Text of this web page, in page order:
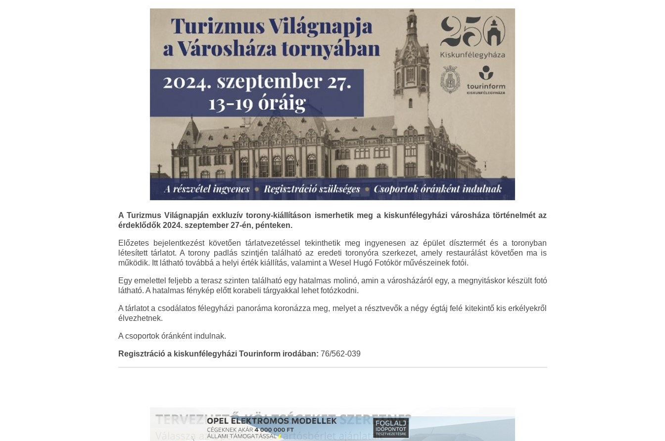
A Turizmus Világnapján exkluzív torony-kiállításon ismerhetik meg a kiskunfélegyházi városháza történelmét az
érdeklődők 2024. szeptember 27-én, pénteken.
Előzetes bejelentkezést követően tárlatvezetéssel tekinthetik meg ingyenesen az épület dísztermét és a toronyban
létesített tárlatot. A torony padlás szintjén található az eredeti toronyóra szerkezet, amely restaurálást követően ma is
működik. Itt látható továbbá a helyi érték kiállítás, valamint a Wesel Hugó Fotókör művészeinek fotói.
Egy emelettel feljebb a terasz szinten található egy hatalmas molinó, amin a városházáról egy, a megnyitáskor készült fotó
látható. A hatalmas fénykép előtt korabeli tárgyakkal lehet fotózkodni.
A tárlatot a csodálatos félegyházi panoráma koronázza meg, melyet a résztvevők a négy égtáj felé kitekintő kis erkélyekről
élvezhetnek.
A csoportok óránként indulnak.
Regisztráció a kiskunfélegyházi Tourinform irodában: 76/562-039